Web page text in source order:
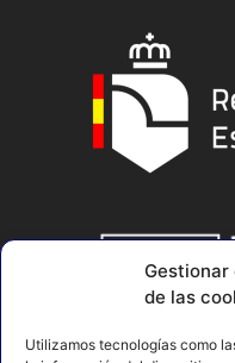
de las
Utilizamos tecnologías como